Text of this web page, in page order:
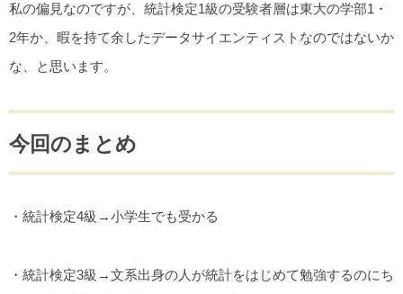
私の偏見なのですが、統計検定1級の受験者層は東大の学部1・
2年か、暇を持て余したデータサイエンティストなのではないか
な、と思います。
今回のまとめ
・統計検定4級→小学生でも受かる
・統計検定3級→文系出身の人が統計をはじめて勉強するのにち